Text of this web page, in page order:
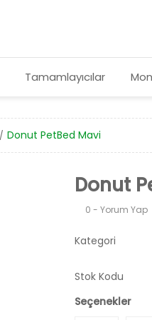
Tamamlayıcılar
Donut PetBed Mavi
Donut
0 - Yorum Yap
Kategori
Stok Kodu
Seçenekler